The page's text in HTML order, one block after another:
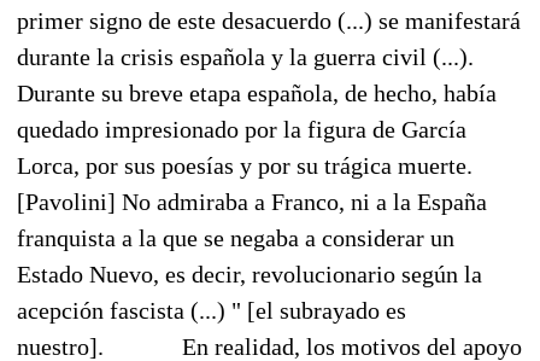
primer signo de este desacuerdo (...) se manifestará
durante la crisis española y la guerra civil (...).
Durante su breve etapa española, de hecho, había
quedado impresionado por la figura de García
Lorca, por sus poesías y por su trágica muerte.
[Pavolini] No admiraba a Franco, ni a la España
franquista a la que se negaba a considerar un
Estado Nuevo, es decir, revolucionario según la
acepción fascista (...) " [el subrayado es
nuestro].
En realidad, los motivos del apoyo